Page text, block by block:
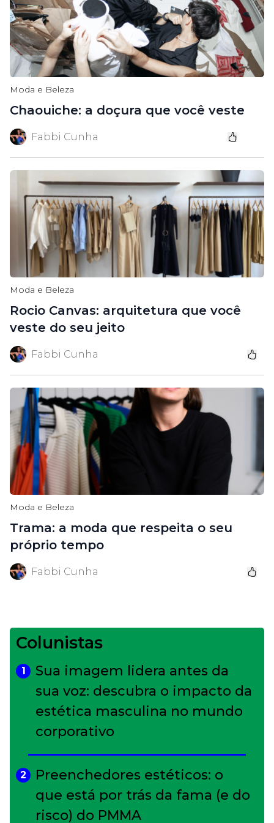
Moda e Beleza
Chaouiche: a doçura que você veste
Fabbi Cunha
Moda e Beleza
Rocio Canvas: arquitetura que você
veste do seu jeito
Fabbi Cunha
Moda e Beleza
Trama: a moda que respeita o seu
próprio tempo
Fabbi Cunha
Colunistas
1
Sua imagem lidera antes da
sua voz: descubra o impacto da
estética masculina no mundo
corporativo
2
Preenchedores estéticos: o
que está por trás da fama (e do
risco) do PMMA